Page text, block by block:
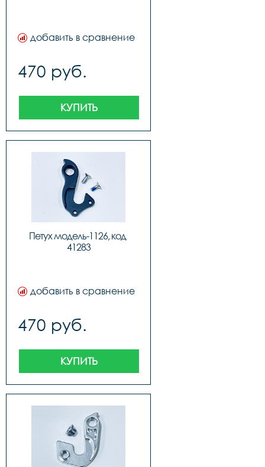
добавить в сравнение
470 руб.
КУПИТЬ
Петух модель-1126, код
41283
добавить в сравнение
470 руб.
КУПИТЬ